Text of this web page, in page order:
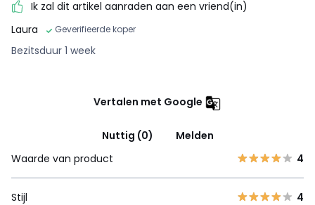
Ik zal dit artikel aanraden aan een vriend(in)
Laura
Geverifieerde koper
Bezitsduur 1 week
Vertalen met Google
Nuttig (0)
Melden
Waarde van product
4
Stijl 4